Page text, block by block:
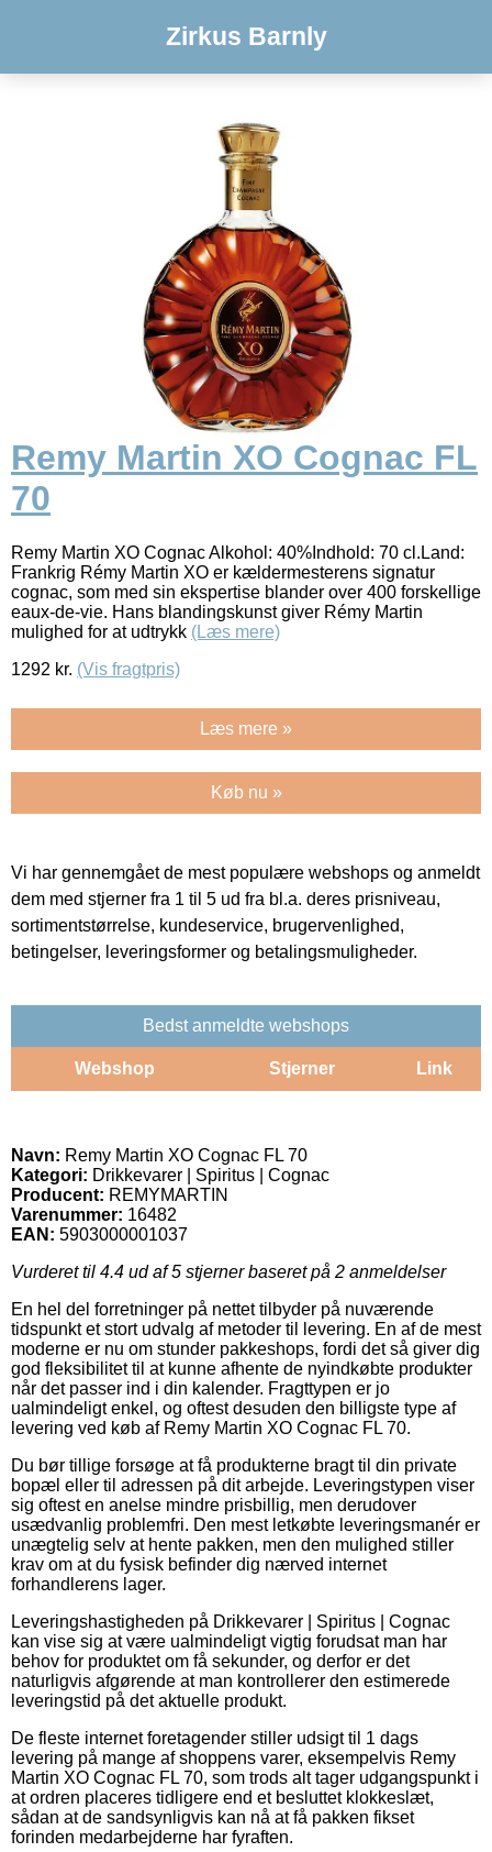
Zirkus Barnly
Remy Martin XO Cognac FL
70
Remy Martin XO Cognac Alkohol: 40%Indhold: 70 cl.Land:
Frankrig Rémy Martin XO er kældermesterens signatur
cognac, som med sin ekspertise blander over 400 forskellige
eaux-de-vie. Hans blandingskunst giver Rémy Martin
mulighed for at udtrykk (Læs mere)
1292 kr. (Vis fragtpris)
Læs mere »
Køb nu »
Vi har gennemgået de mest populære webshops og anmeldt
dem med stjerner fra 1 til 5 ud fra bl.a. deres prisniveau,
sortimentstørrelse, kundeservice, brugervenlighed,
betingelser, leveringsformer og betalingsmuligheder.
Bedst anmeldte webshops
Webshop Stjerner Link
Navn: Remy Martin XO Cognac FL 70
Kategori: Drikkevarer | Spiritus | Cognac
Producent: REMYMARTIN
Varenummer: 16482
EAN: 5903000001037
Vurderet til 4.4 ud af 5 stjerner baseret på 2 anmeldelser
En hel del forretninger på nettet tilbyder på nuværende
tidspunkt et stort udvalg af metoder til levering. En af de mest
moderne er nu om stunder pakkeshops, fordi det så giver dig
god fleksibilitet til at kunne afhente de nyindkøbte produkter
når det passer ind i din kalender. Fragttypen er jo
ualmindeligt enkel, og oftest desuden den billigste type af
levering ved køb af Remy Martin XO Cognac FL 70.
Du bør tillige forsøge at få produkterne bragt til din private
bopæl eller til adressen på dit arbejde. Leveringstypen viser
sig oftest en anelse mindre prisbillig, men derudover
usædvanlig problemfri. Den mest letkøbte leveringsmanér er
unægtelig selv at hente pakken, men den mulighed stiller
krav om at du fysisk befinder dig nærved internet
forhandlerens lager.
Leveringshastigheden på Drikkevarer | Spiritus | Cognac
kan vise sig at være ualmindeligt vigtig forudsat man har
behov for produktet om få sekunder, og derfor er det
naturligvis afgørende at man kontrollerer den estimerede
leveringstid på det aktuelle produkt.
De fleste internet foretagender stiller udsigt til 1 dags
levering på mange af shoppens varer, eksempelvis Remy
Martin XO Cognac FL 70, som trods alt tager udgangspunkt i
at ordren placeres tidligere end et besluttet klokkeslæt,
sådan at de sandsynligvis kan nå at få pakken fikset
forinden medarbejderne har fyraften.